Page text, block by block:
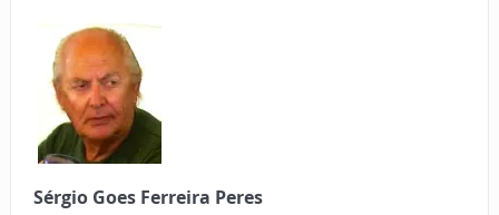
Sérgio Goes Ferreira Peres